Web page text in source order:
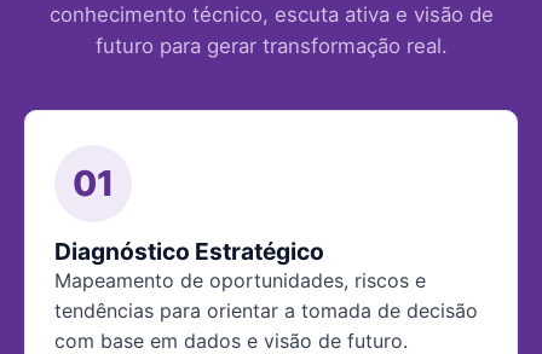
conhecimento técnico, escuta ativa e visão de
futuro para gerar transformação real.
01
Diagnóstico Estratégico
Mapeamento de oportunidades, riscos e
tendências para orientar a tomada de decisão
com base em dados e visão de futuro.